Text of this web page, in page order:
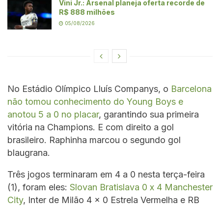
Vini Jr.: Arsenal planeja oferta recorde de
R$ 888 milhões
05/08/2026
No Estádio Olímpico Lluís Companys, o Barcelona
não tomou conhecimento do Young Boys e
anotou 5 a 0 no placar, garantindo sua primeira
vitória na Champions. E com direito a gol
brasileiro. Raphinha marcou o segundo gol
blaugrana.
Três jogos terminaram em 4 a 0 nesta terça-feira
(1), foram eles: Slovan Bratislava 0 x 4 Manchester
City, Inter de Milão 4 x 0 Estrela Vermelha e RB